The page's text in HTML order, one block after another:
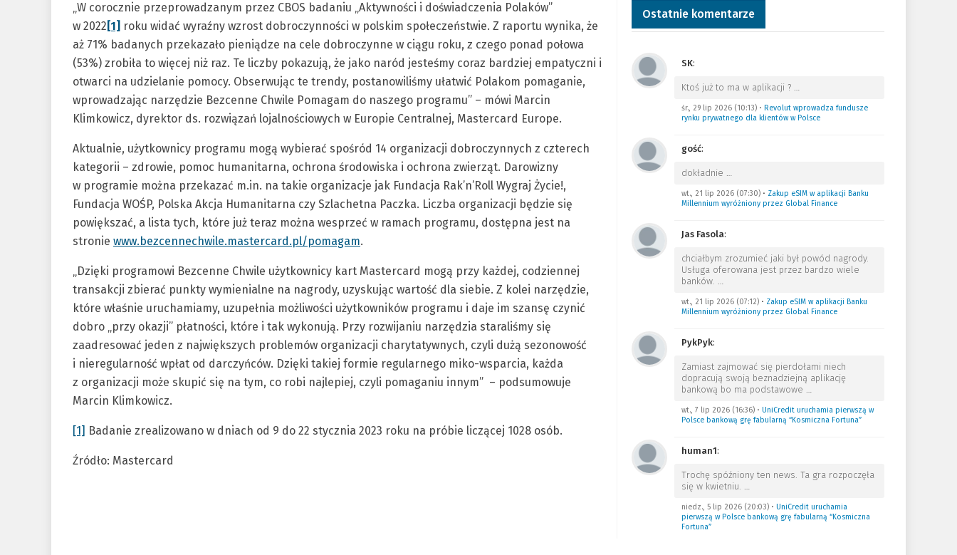
„W corocznie przeprowadzanym przez CBOS badaniu „Aktywności i doświadczenia Polaków”
w 2022 [1]
roku widać wyraźny wzrost dobroczynności w polskim społeczeństwie. Z raportu wynika, że
aż 71% badanych przekazało pieniądze na cele dobroczynne w ciągu roku, z czego ponad połowa
(53%) zrobiła to więcej niż raz. Te liczby pokazują, że jako naród jesteśmy coraz bardziej empatyczni i
otwarci na udzielanie pomocy. Obserwując te trendy, postanowiliśmy ułatwić Polakom pomaganie,
wprowadzając narzędzie Bezcenne Chwile Pomagam do naszego programu” – mówi Marcin
Klimkowicz, dyrektor ds. rozwiązań lojalnościowych w Europie Centralnej, Mastercard Europe.
Aktualnie, użytkownicy programu mogą wybierać spośród 14 organizacji dobroczynnych z czterech
kategorii – zdrowie, pomoc humanitarna, ochrona środowiska i ochrona zwierząt. Darowizny
w programie można przekazać m.in. na takie organizacje jak Fundacja Rak’n’Roll Wygraj Życie!,
Fundacja WOŚP, Polska Akcja Humanitarna czy Szlachetna Paczka. Liczba organizacji będzie się
powiększać, a lista tych, które już teraz można wesprzeć w ramach programu, dostępna jest na
stronie www.bezcennechwile.mastercard.pl/pomagam.
„Dzięki programowi Bezcenne Chwile użytkownicy kart Mastercard mogą przy każdej, codziennej
transakcji zbierać punkty wymienialne na nagrody, uzyskując wartość dla siebie. Z kolei narzędzie,
które właśnie uruchamiamy, uzupełnia możliwości użytkowników programu i daje im szansę czynić
dobro „przy okazji” płatności, które i tak wykonują. Przy rozwijaniu narzędzia staraliśmy się
zaadresować jeden z największych problemów organizacji charytatywnych, czyli dużą sezonowość
i nieregularność wpłat od darczyńców. Dzięki takiej formie regularnego miko-wsparcia, każda
z organizacji może skupić się na tym, co robi najlepiej, czyli pomaganiu innym” – podsumowuje
Marcin Klimkowicz.
[1] Badanie zrealizowano w dniach od 9 do 22 stycznia 2023 roku na próbie liczącej 1028 osób.
Źródło: Mastercard
Ostatnie komentarze
SK:
Ktoś już to ma w aplikacji ? …
śr., 29 lip 2026 (10:13)• Revolut wprowadza fundusze
rynku prywatnego dla klientów w Polsce
gość:
dokładnie …
wt., 21 lip 2026 (07:30)• Zakup eSIM w aplikacji Banku
Millennium wyróżniony przez Global Finance
Jas Fasola:
chciałbym zrozumieć jaki był powód nagrody.
Usługa oferowana jest przez bardzo wiele
banków. …
wt., 21 lip 2026 (07:12)• Zakup eSIM w aplikacji Banku
Millennium wyróżniony przez Global Finance
PykPyk:
Zamiast zajmować się pierdołami niech
dopracują swoją beznadziejną aplikację
bankową bo ma podstawowe …
wt., 7 lip 2026 (16:36)• UniCredit uruchamia pierwszą w
Polsce bankową grę fabularną “Kosmiczna Fortuna”
human1:
Trochę spóźniony ten news. Ta gra rozpoczęła
się w kwietniu. …
niedz., 5 lip 2026 (20:03)• UniCredit uruchamia
pierwszą w Polsce bankową grę fabularną “Kosmiczna
Fortuna”